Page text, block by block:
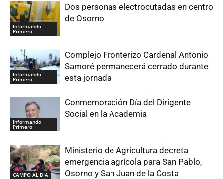
Informando
Primero
Dos personas electrocutadas en centro
de Osorno
Informando
Primero
Complejo Fronterizo Cardenal Antonio
Samoré permanecerá cerrado durante
esta jornada
Informando
Primero
Conmemoración Día del Dirigente
Social en la Academia
CAMPO AL DIA
Ministerio de Agricultura decreta
emergencia agrícola para San Pablo,
Osorno y San Juan de la Costa